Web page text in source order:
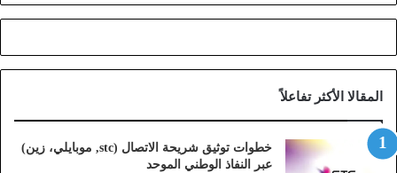
ر
ل
ا
ت
ص
المقالا الأكثر تفاعلاً
خطوات توثيق شريحة الاتصال (stc, موبايلي، زين)
عبر النفاذ الوطني الموحد